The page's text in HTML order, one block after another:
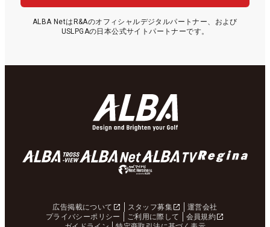
ALBA NetはR&Aのオフィシャルデジタルパートナー、および
USLPGAの日本公式サイトパートナーです。
広告掲載について スタッフ募集
運営会社
プライバシーポリシー
ご利用に際して
会員規約